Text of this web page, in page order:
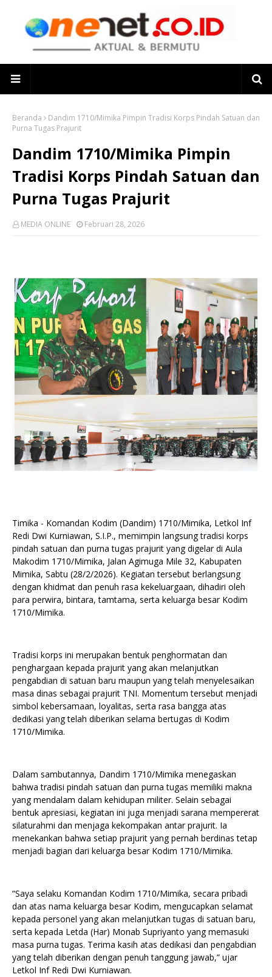
Beranda
Dandim 1710/Mimika Pimpin Tradisi Korps Pindah Satuan dan
Purna Tugas Prajurit
Dandim 1710/Mimika Pimpin
Tradisi Korps Pindah Satuan dan
Purna Tugas Prajurit
MEDIA ONLINE Februari 28, 2026
Timika - Komandan Kodim (Dandim) 1710/Mimika, Letkol Inf
Redi Dwi Kurniawan, S.I.P., memimpin langsung tradisi korps
pindah satuan dan purna tugas prajurit yang digelar di Aula
Makodim 1710/Mimika, Jalan Agimuga Mile 32, Kabupaten
Mimika, Sabtu (28/2/2026). Kegiatan tersebut berlangsung
dengan khidmat dan penuh rasa kekeluargaan, dihadiri oleh
para perwira, bintara, tamtama, serta keluarga besar Kodim
1710/Mimika.
Tradisi korps ini merupakan bentuk penghormatan dan
penghargaan kepada prajurit yang akan melanjutkan
pengabdian di satuan baru maupun yang telah menyelesaikan
masa dinas sebagai prajurit TNI. Momentum tersebut menjadi
simbol kebersamaan, loyalitas, serta rasa bangga atas
dedikasi yang telah diberikan selama bertugas di Kodim
1710/Mimika.
Dalam sambutannya, Dandim 1710/Mimika menegaskan
bahwa tradisi pindah satuan dan purna tugas memiliki makna
yang mendalam dalam kehidupan militer. Selain sebagai
bentuk apresiasi, kegiatan ini juga menjadi sarana mempererat
silaturahmi dan menjaga kekompakan antar prajurit. Ia
menekankan bahwa setiap prajurit yang pernah berdinas tetap
menjadi bagian dari keluarga besar Kodim 1710/Mimika.
“Saya selaku Komandan Kodim 1710/Mimika, secara pribadi
dan atas nama keluarga besar Kodim, mengucapkan selamat
kepada personel yang akan melanjutkan tugas di satuan baru,
serta kepada Letda (Har) Monab Supriyanto yang memasuki
masa purna tugas. Terima kasih atas dedikasi dan pengabdian
yang telah diberikan dengan penuh tanggung jawab,” ujar
Letkol Inf Redi Dwi Kurniawan.